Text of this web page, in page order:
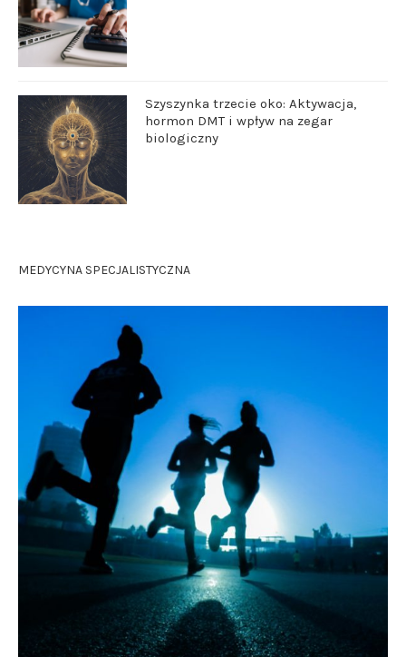
Szyszynka trzecie oko: Aktywacja,
hormon DMT i wpływ na zegar
biologiczny
MEDYCYNA SPECJALISTYCZNA